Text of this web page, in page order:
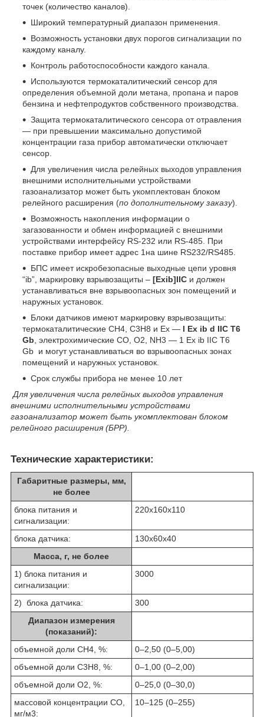
точек (количество каналов).
Широкий температурный диапазон применения.
Возможность установки двух порогов сигнализации по
каждому каналу.
Контроль работоспособности каждого канала.
Используются термокаталитический сенсор для
определения объемной доли метана, пропана и паров
бензина и нефтепродуктов собственного производства.
Защита термокаталитического сенсора от отравления
— при превышении максимально допустимой
концентрации газа прибор автоматически отключает
сенсор.
Для увеличения числа релейных выходов управления
внешними исполнительными устройствами
газоанализатор может быть укомплектован блоком
релейного расширения (по дополнительному заказу).
Возможность накопления информации о
загазованности и обмен информацией с внешними
устройствами интерфейсу RS-232 или RS-485. При
поставке прибор имеет адрес 1на шине RS232/RS485.
БПС имеет искробезопасные выходные цепи уровня
“ib”, маркировку взрывозащиты – [Ехib]IIC и должен
устанавливаться вне взрывоопасных зон помещений и
наружных установок.
Блоки датчиков имеют маркировку взрывозащиты:
термокаталитические СН4, С3Н8 и Ех — l Ех ib d IIC T6
Gb , электрохимические СО, О2, NH3 — 1 Ех ib IIC T6
Gb и могут устанавливаться во взрывоопасных зонах
помещений и наружных установок.
Срок службы прибора не менее 10 лет
Для увеличения числа релейных выходов управления
внешними исполнительными устройствами
газоанализатор может быть укомплектован блоком
релейного расширения (БРР).
Технические характеристики:
Габаритные размеры, мм,
не более
блока питания и
сигнализации:
220х160х110
блока датчика:
130х60х40
Масса, г, не более
1) блока питания и
сигнализации:
3000
2) блока датчика­:
300
Диапазон измерения
(показаний):
объемной доли СН4 , %:
0–2,50 (0–5,00)
объемной доли С3Н8 , %:
0–1,00 (0–2,00)
объемной доли O2 , %:
0–25,0 (0–30,0)
массовой концентрации СО,
мг/м3:
10–125 (0–255)